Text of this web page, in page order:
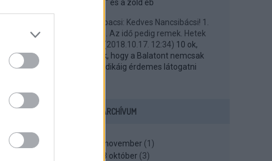
kertje" és a zöld eb
@Nancsibacsi: Kedves Nancsibácsi! 1.
Október közepe van. Az idő pedig remek. Hetek
(2018.10.17. 12:34) 10 ok,
amelyek bizonyítják, hogy a Balatont nemcsak
augusztus huszadikáig érdemes látogatni
ARCHÍVUM
2018 november (1 )
2018 október (3)